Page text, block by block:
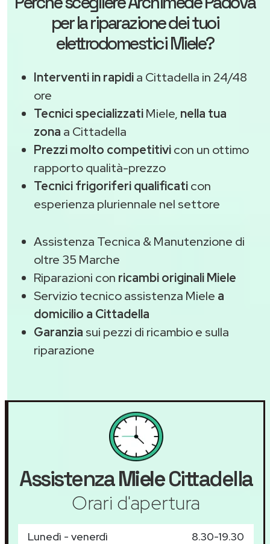
per la riparazione dei tuoi
elettrodomestici Miele?
Interventi in rapidia Cittadella in 24/48
ore
Tecnici specializzatiMiele, nella tua
zona a Cittadella
Prezzi molto competitivicon un ottimo
rapporto qualità-prezzo
Tecnici frigoriferi qualificaticon
esperienza pluriennale nel settore
Assistenza Tecnica & Manutenzione di
oltre 35 Marche
Riparazioni con ricambi originali Miele
Servizio tecnico assistenza Miele a
domicilio a Cittadella
Garanzia sui pezzi di ricambio e sulla
riparazione
AssistenzaMieleCittadella
Orari d'apertura
Lunedì - venerdì
8.30-19.30